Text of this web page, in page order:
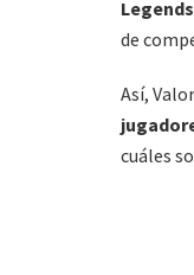
Legends
de
Así,
cuáles